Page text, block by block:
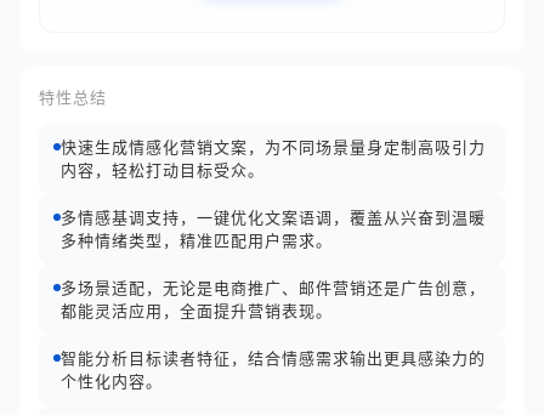
特性总结
快速生成情感化营销文案，为不同场景量身定制高吸引力
内容，轻松打动目标受众。
多情感基调支持，一键优化文案语调，覆盖从兴奋到温暖
多种情绪类型，精准匹配用户需求。
多场景适配，无论是电商推广、邮件营销还是广告创意，
都能灵活应用，全面提升营销表现。
智能分析目标读者特征，结合情感需求输出更具感染力的
个性化内容。